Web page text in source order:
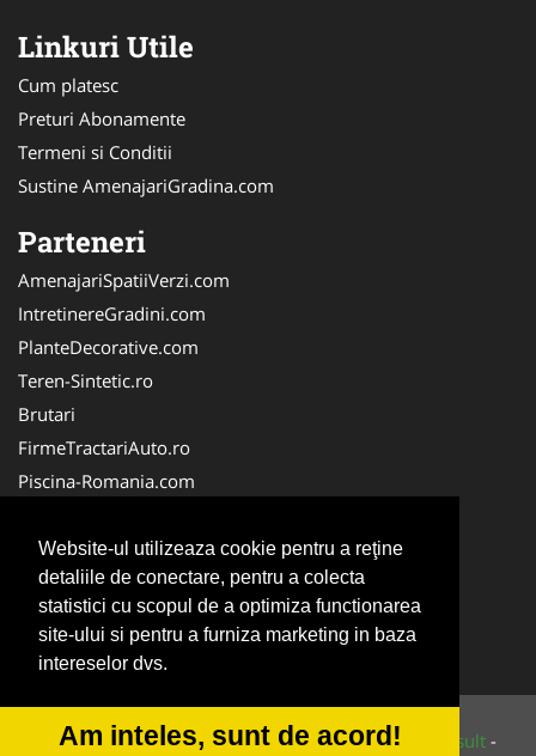
Website-ul utilizeaza cookie pentru a reţine
detaliile de conectare, pentru a colecta
statistici cu scopul de a optimiza functionarea
site-ului si pentru a furniza marketing in baza
intereselor dvs.
Am inteles, sunt de acord!
Linkuri Utile
Cum platesc
Preturi Abonamente
Termeni si Conditii
Sustine AmenajariGradina.com
Parteneri
AmenajariSpatiiVerzi.com
IntretinereGradini.com
PlanteDecorative.com
Teren-Sintetic.ro
Brutari
FirmeTractariAuto.ro
Piscina-Romania.com
Curatenie-Generala.com
Alpinist-Utilitar.com
FirmeDeCuratenie.ro
ServiciiAlpinism.ro
© 2014-2026 Powered byVilonMedia&Tokaido Consult -